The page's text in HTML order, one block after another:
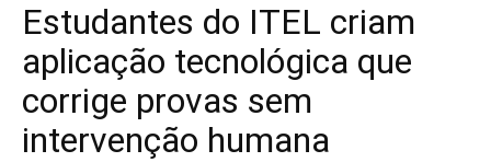
Estudantes do ITEL criam
aplicação tecnológica que
corrige provas sem
intervenção humana